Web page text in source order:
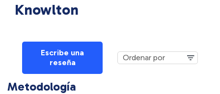
Knowlton
Escribe una
reseña
Metodología